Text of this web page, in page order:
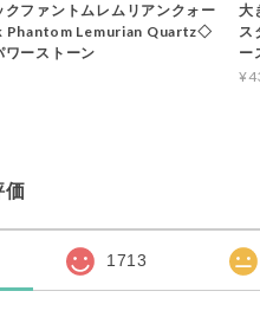
ファントムレムリアンクォー
Phantom Lemurian Quartz◇
ワーストーン
大
ス
ー
価
1713